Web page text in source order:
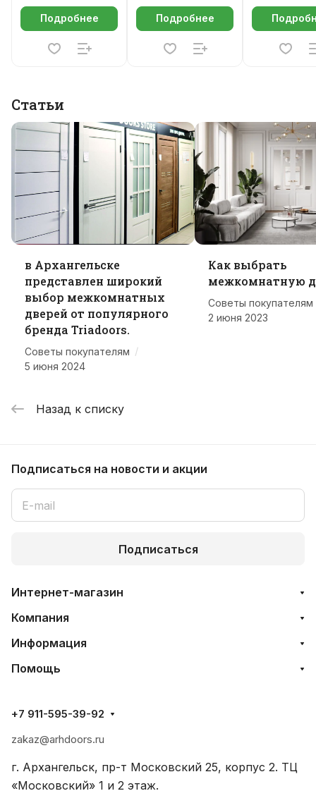
Подробнее Подробнее
Статьи
в Архангельске
представлен широкий
выбор межкомнатных
дверей от популярного
бренда Triadoors.
Советы покупателям /
5 июня 2024
Как выбрать
межкомнатную
Советы покупателям
2 июня 2023
Назад к списку
Подписаться на новости и акции
Подписаться
Интернет-магазин
Компания
Информация
Помощь
+7 911-595-39-92
zakaz@arhdoors.ru
г. Архангельск, пр-т Московский 25, корпус 2. ТЦ
«Московский» 1 и 2 этаж.